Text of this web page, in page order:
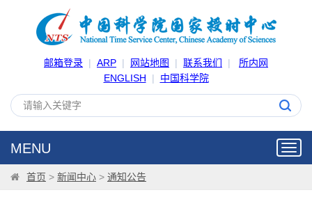
邮箱登录 | ARP | 网站地图 | 联系我们 | 所内网
ENGLISH | 中国科学院
MENU
首页 > 新闻中心 > 通知公告